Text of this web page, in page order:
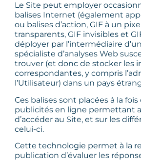
Le Site peut employer
balises Internet (également
ou balises d’action, GIF à un
transparents, GIF invisibles et
déployer par l’intermédiaire
spécialiste d’analyses Web
trouver (et donc de stocker les
correspondantes, y compris
l’Utilisateur) dans un pays
Ces balises sont placées à la fois
publicités en ligne permettant
d’accéder au Site, et sur les
celui-ci.
Cette technologie permet à la
publication d’évaluer les